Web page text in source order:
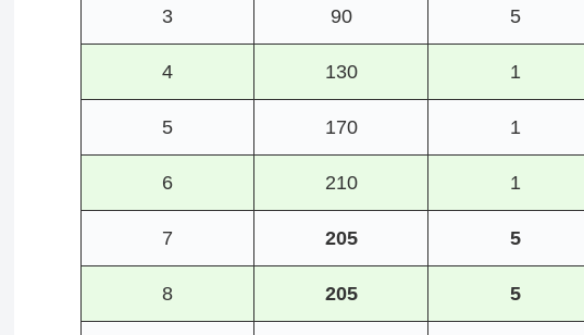
3 90 5
4 130 1
5 170 1
6 210 1
7 205 5
8 205 5